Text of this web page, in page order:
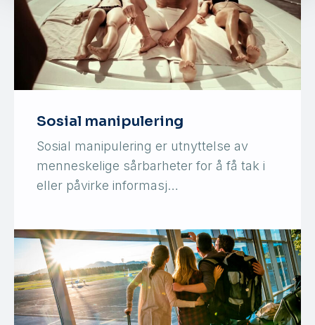
Sosial manipulering
Sosial manipulering er utnyttelse av
menneskelige sårbarheter for å få tak i
eller påvirke informasj…